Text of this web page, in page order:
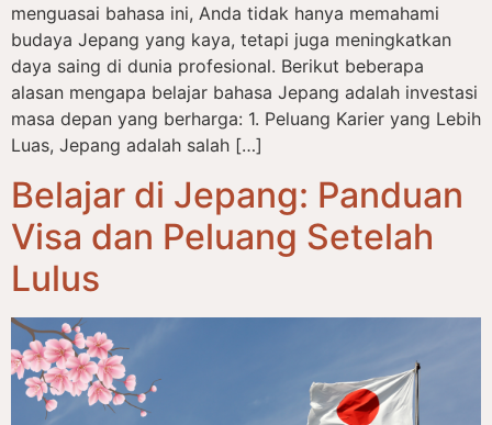
menguasai bahasa ini, Anda tidak hanya memahami
budaya Jepang yang kaya, tetapi juga meningkatkan
daya saing di dunia profesional. Berikut beberapa
alasan mengapa belajar bahasa Jepang adalah investasi
masa depan yang berharga: 1. Peluang Karier yang Lebih
Luas, Jepang adalah salah […]
Belajar di Jepang: Panduan
Visa dan Peluang Setelah
Lulus